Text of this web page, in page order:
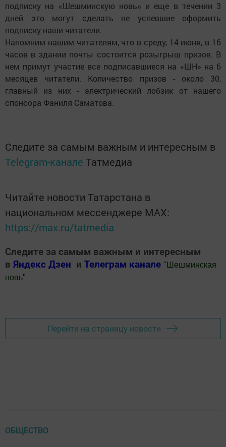
подписку на «Шешминскую новь» и еще в течении 3
дней это могут сделать не успевшие оформить
подписку наши читатели.
Напомним нашим читателям, что в среду, 14 июня, в 16
часов в здании почты состоится розыгрыш призов. В
нем примут участие все подписавшиеся на «ШН» на 6
месяцев читатели. Количество призов - около 30,
главный из них - электрический лобзик от нашего
спонсора Фаниля Саматова.
Следите за самым важным и интересным в
Telegram-канале Татмедиа
Читайте новости Татарстана в
национальном мессенджере MАХ:
https://max.ru/tatmedia
Следите за самым важным и интересным
в Яндекс Дзен и Телеграм канале " Шешминская
новь"
Перейти на страницу новости
ОБЩЕСТВО